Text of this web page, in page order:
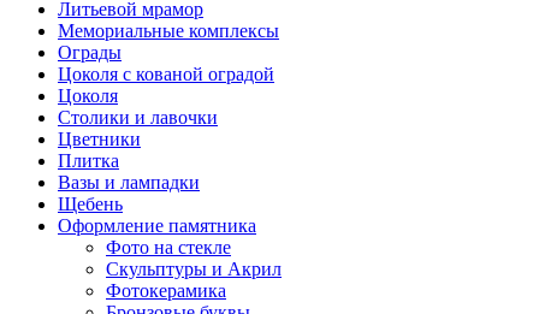
Литьевой мрамор
Мемориальные комплексы
Ограды
Цоколя с кованой оградой
Цоколя
Столики и лавочки
Цветники
Плитка
Вазы и лампадки
Щебень
Оформление памятника
Фото на стекле
Скульптуры и Акрил
Фотокерамика